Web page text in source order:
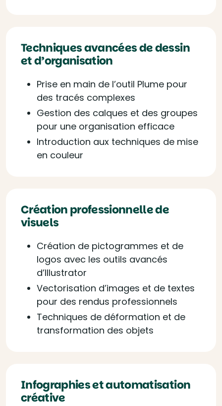
Techniques avancées de dessin
et d’organisation
Prise en main de l’outil Plume pour
des tracés complexes
Gestion des calques et des groupes
pour une organisation efficace
Introduction aux techniques de mise
en couleur
Création professionnelle de
visuels
Création de pictogrammes et de
logos avec les outils avancés
d’Illustrator
Vectorisation d’images et de textes
pour des rendus professionnels
Techniques de déformation et de
transformation des objets
Infographies et automatisation
créative